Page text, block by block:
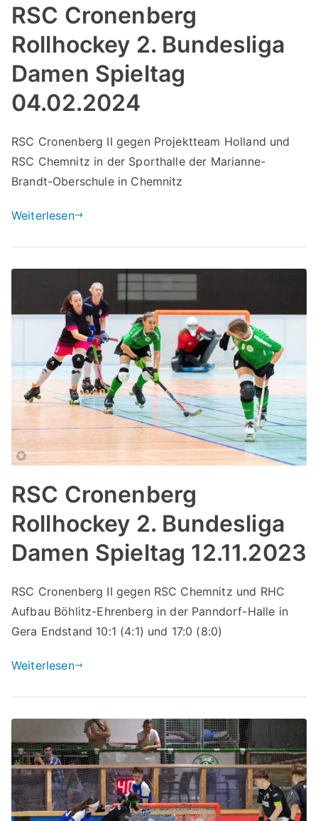
RSC Cronenberg
Rollhockey 2. Bundesliga
Damen Spieltag
04.02.2024
RSC Cronenberg II gegen Projektteam Holland und
RSC Chemnitz in der Sporthalle der Marianne-
Brandt-Oberschule in Chemnitz
Weiterlesen
RSC Cronenberg
Rollhockey 2. Bundesliga
Damen Spieltag 12.11.2023
RSC Cronenberg II gegen RSC Chemnitz und RHC
Aufbau Böhlitz-Ehrenberg in der Panndorf-Halle in
Gera Endstand 10:1 (4:1) und 17:0 (8:0)
Weiterlesen